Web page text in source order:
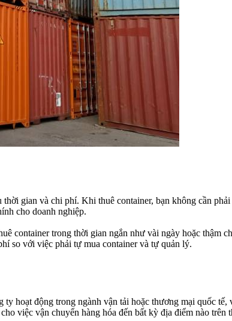
thời gian và chi phí. Khi thuê container, bạn không cần
cho doanh nghiệp.
container trong thời gian ngắn như vài ngày hoặc thậm
so với việc phải tự mua container và tự quản lý.
hoạt động trong ngành vận tải hoặc thương mại quốc
việc vận chuyển hàng hóa đến bất kỳ địa điểm nào trên